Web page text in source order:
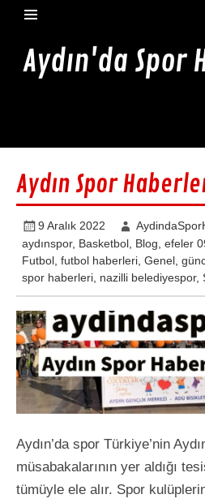
Aydın'da Spor
Aydın Spor
9 Aralık 2022
aydınspor, Basketbol Blog ,efeler
Futbol ,futbol haberleri ,Genel ,
spor haberleri nazilli belediyespor,
Aydın’da spor Türkiye’nin
müsabakalarının yer aldığı
tümüyle ele alır. Spor